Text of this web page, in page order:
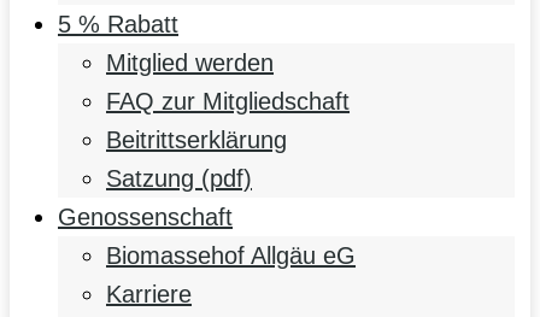
5 % Rabatt
Mitglied werden
FAQ zur Mitgliedschaft
Beitrittserklärung
Satzung (pdf)
Genossenschaft
Biomassehof Allgäu eG
Karriere